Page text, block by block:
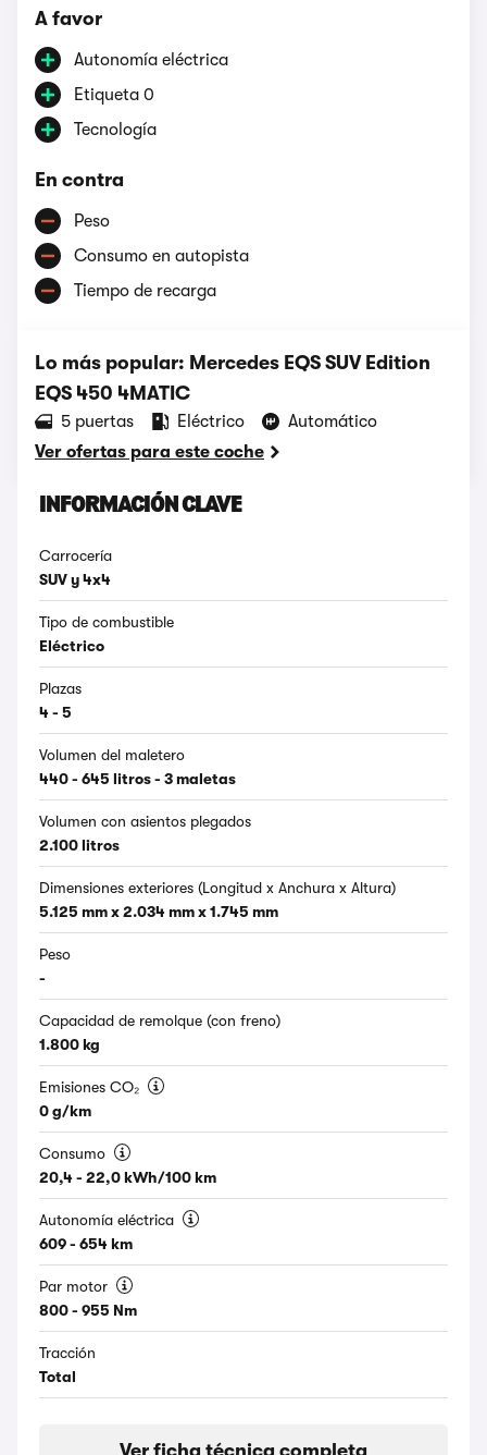
A favor
Autonomía eléctrica
Etiqueta 0
Tecnología
En contra
Peso
Consumo en autopista
Tiempo de recarga
Lo más popular: Mercedes EQS SUV Edition
EQS 450 4MATIC
5 puertas Eléctrico
Automático
Ver ofertas para este coche
INFORMACIÓN CLAVE
Carrocería
SUV y 4x4
Tipo de combustible
Eléctrico
Plazas
4 - 5
Volumen del maletero
440 - 645 litros - 3 maletas
Volumen con asientos plegados
2.100 litros
Dimensiones exteriores (Longitud x Anchura x Altura)
5.125 mm x 2.034 mm x 1.745 mm
Peso
-
Capacidad de remolque (con freno)
1.800 kg
Emisiones CO₂
0 g/km
Consumo
20,4 - 22,0 kWh/100 km
Autonomía eléctrica
609 - 654 km
Par motor
800 - 955 Nm
Tracción
Total
Ver ficha técnica completa